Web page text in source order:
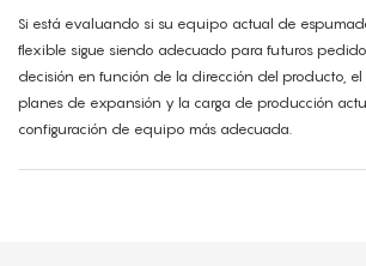
Si está evaluando si su equipo actual de
flexible sigue siendo adecuado para futuros
decisión en función de la dirección del producto,
planes de expansión y la carga de producción
configuración de equipo más adecuada.